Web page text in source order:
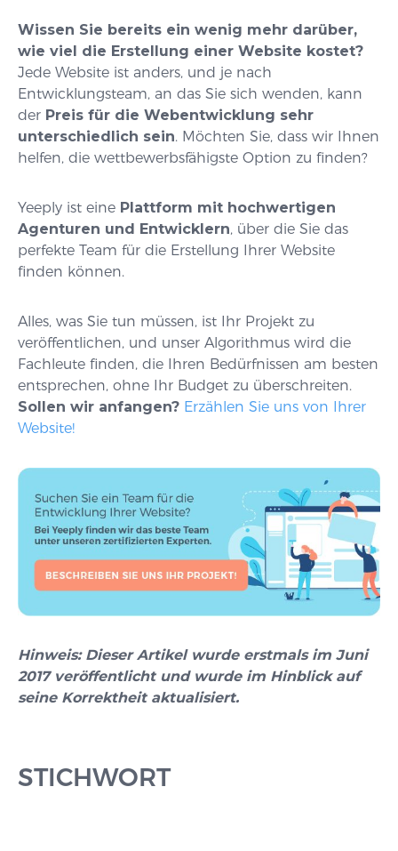
Wissen Sie bereits ein wenig mehr darüber,
wie viel die Erstellung einer Website kostet?
Jede Website ist anders, und je nach
Entwicklungsteam, an das Sie sich wenden, kann
der Preis für die Webentwicklung sehr
unterschiedlich sein. Möchten Sie, dass wir Ihnen
helfen, die wettbewerbsfähigste Option zu finden?
Yeeply ist eine Plattform mit hochwertigen
Agenturen und Entwicklern, über die Sie das
perfekte Team für die Erstellung Ihrer Website
finden können.
Alles, was Sie tun müssen, ist Ihr Projekt zu
veröffentlichen, und unser Algorithmus wird die
Fachleute finden, die Ihren Bedürfnissen am besten
entsprechen, ohne Ihr Budget zu überschreiten.
Sollen wir anfangen? Erzählen Sie uns von Ihrer
Website!
Hinweis: Dieser Artikel wurde erstmals im Juni
2017 veröffentlicht und wurde im Hinblick auf
seine Korrektheit aktualisiert.
STICHWORT